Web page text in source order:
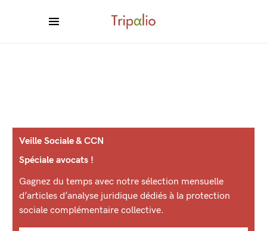
Veille Sociale & CCN
Spéciale avocats !
Gagnez du temps avec notre sélection mensuelle
d’articles d’analyse juridique dédiés à la protection
sociale complémentaire collective.